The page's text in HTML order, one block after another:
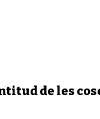
de les